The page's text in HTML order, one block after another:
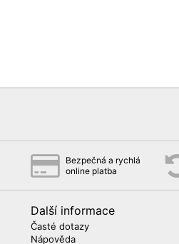
Bezpečná a rychlá
online platba
Další informace
Časté dotazy
Nápověda